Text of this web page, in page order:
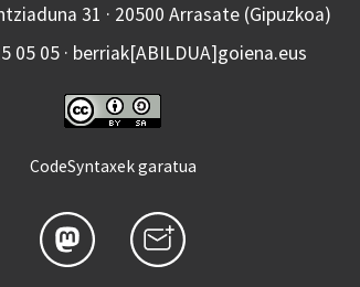
31 · 20500 Arrasate (Gipuzkoa)
05 05 · berriak[ABILDUA]goiena.eus
CodeSyntaxek garatua